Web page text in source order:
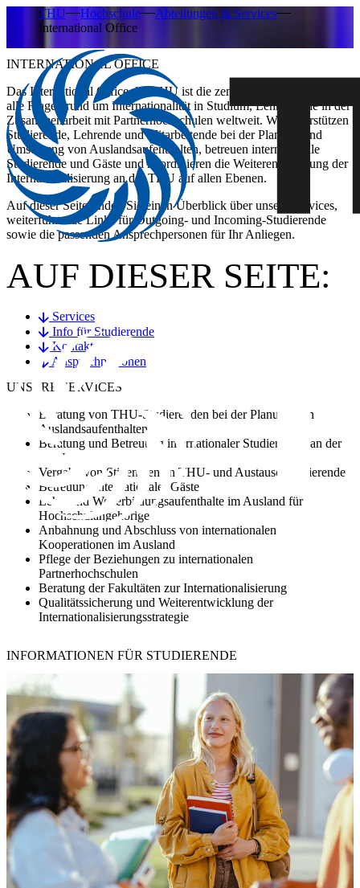
THU Hochschule
Abteilungen & Services
International Office
INTERNATIONAL OFFICE
Das International Office der THU ist die zentrale Anlaufstelle für
alle Fragen rund um Internationalität in Studium, Lehre sowie in der
Zusammenarbeit mit Partnerhochschulen weltweit. Wir unterstützen
Studierende, Lehrende und Mitarbeitende bei der Planung und
Umsetzung von Auslandsaufenthalten, betreuen internationale
Studierende und Gäste und koordinieren die Weiterentwicklung der
Internationalisierung an der THU auf allen Ebenen.
Auf dieser Seite finden Sie einen Überblick über unsere Services,
weiterführende Links für Outgoing- und Incoming-Studierende
sowie die passenden Ansprechpersonen für Ihr Anliegen.
AUF DIESER SEITE:
Services
Info für Studierende
Kontakt
Ansprechpersonen
UNSERE
SERVICES
Beratung von THU-Studierenden bei der Planung von
Auslandsaufenthalten
Beratung und Betreuung internationaler Studierender an der
THU
Vergabe von Stipendien an THU- und Austauschstudierende
Betreuung internationaler Gäste
Lehr- und Weiterbildungsaufenthalte im Ausland für
Hochschulangehörige
Anbahnung und Abschluss von internationalen
Kooperationen im Ausland
Pflege der Beziehungen zu internationalen
Partnerhochschulen
Beratung der Fakultäten zur Internationalisierung
Qualitätssicherung und Weiterentwicklung der
Internationalisierungsstrategie
INFORMATIONEN FÜR STUDIERENDE